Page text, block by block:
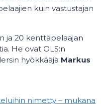
kuin vastustajan
ja 20 kenttäpelaajan
He ovat OLS:n
hyökkääjä Markus
nimetty – mukana